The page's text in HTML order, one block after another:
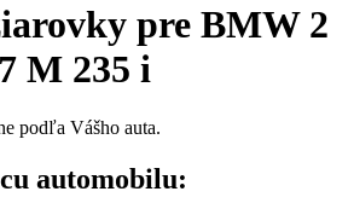
pre BMW 2
M 235 i
podľa Vášho auta.
automobilu: